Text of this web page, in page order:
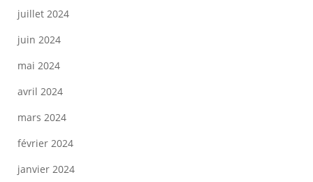
juillet 2024
juin 2024
mai 2024
avril 2024
mars 2024
février 2024
janvier 2024